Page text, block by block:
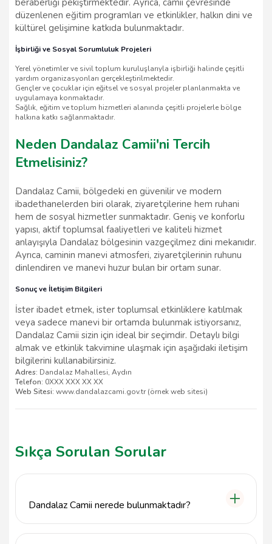
düzenlenen eğitim programları ve etkinlikler, halkın dini ve
kültürel gelişimine katkıda bulunmaktadır.
İşbirliği ve Sosyal Sorumluluk Projeleri
Yerel yönetimler ve sivil toplum kuruluşlarıyla işbirliği halinde çeşitli
yardım organizasyonları gerçekleştirilmektedir.
Gençler ve çocuklar için eğitsel ve sosyal projeler planlanmakta ve
uygulamaya konmaktadır.
Sağlık, eğitim ve toplum hizmetleri alanında çeşitli projelerle bölge
halkına katkı sağlanmaktadır.
Neden Dandalaz Camii'ni Tercih
Etmelisiniz?
Dandalaz Camii, bölgedeki en güvenilir ve modern
ibadethanelerden biri olarak, ziyaretçilerine hem ruhani
hem de sosyal hizmetler sunmaktadır. Geniş ve konforlu
yapısı, aktif toplumsal faaliyetleri ve kaliteli hizmet
anlayışıyla Dandalaz bölgesinin vazgeçilmez dini mekanıdır.
Ayrıca, caminin manevi atmosferi, ziyaretçilerinin ruhunu
dinlendiren ve manevi huzur bulan bir ortam sunar.
Sonuç ve İletişim Bilgileri
İster ibadet etmek, ister toplumsal etkinliklere katılmak
veya sadece manevi bir ortamda bulunmak istiyorsanız,
Dandalaz Camii sizin için ideal bir seçimdir. Detaylı bilgi
almak ve etkinlik takvimine ulaşmak için aşağıdaki iletişim
bilgilerini kullanabilirsiniz.
Adres: Dandalaz Mahallesi, Aydın
Telefon: 0XXX XXX XX XX
Web Sitesi: www.dandalazcami.gov.tr (örnek web sitesi)
Sıkça Sorulan Sorular
Dandalaz Camii nerede bulunmaktadır?